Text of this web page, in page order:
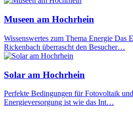
Museen am Hochrhein
Wissenswertes zum Thema Energie Das
Rickenbach überrascht den Besucher…
Solar am Hochrhein
Perfekte Bedingungen für Fotovoltaik
Energieversorgung ist wie das Int…